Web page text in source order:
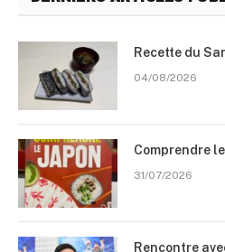
Recette du
04/08/2026
Comprendre
31/07/2026
Rencontre